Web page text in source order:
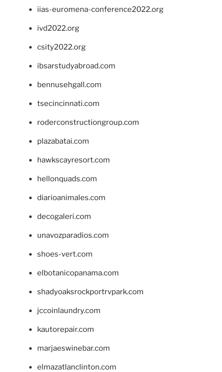
iias-euromena-conference2022.org
ivd2022.org
csity2022.org
ibsarstudyabroad.com
bennusehgall.com
tsecincinnati.com
roderconstructiongroup.com
plazabatai.com
hawkscayresort.com
hellonquads.com
diarioanimales.com
decogaleri.com
unavozparadios.com
shoes-vert.com
elbotanicopanama.com
shadyoaksrockportrvpark.com
jccoinlaundry.com
kautorepair.com
marjaeswinebar.com
elmazatlanclinton.com